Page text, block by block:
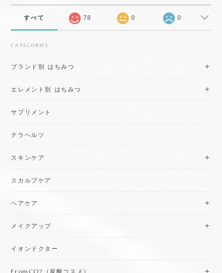
すべて 78 0 0
CATEGORIES
ブランド別 はちみつ
エレメント別 はちみつ
サプリメント
テラヘルツ
スキンケア
スカルプケア
ヘアケア
メイクアップ
イオンドクター
FromCO2（炭酸コスメ）